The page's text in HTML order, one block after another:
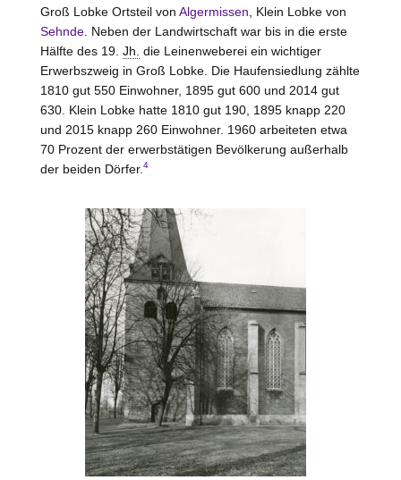
Groß Lobke Ortsteil von Algermissen , Klein Lobke von
Sehnde. Neben der Landwirtschaft war bis in die erste
Hälfte des 19. Jh. die Leinenweberei ein wichtiger
Erwerbszweig in Groß Lobke. Die Haufensiedlung zählte
1810 gut 550 Einwohner, 1895 gut 600 und 2014 gut
630. Klein Lobke hatte 1810 gut 190, 1895 knapp 220
und 2015 knapp 260 Einwohner. 1960 arbeiteten etwa
70 Prozent der erwerbstätigen Bevölkerung außerhalb
der beiden Dörfer. 4